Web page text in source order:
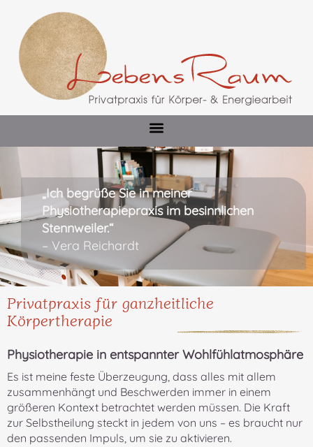
„Ich begrüße Sie in meiner
Physiotherapiepraxis im besinnlichen
Stennweiler.“
– Vera Reichardt
Privatpraxis für ganzheitliche
Körpertherapie
Physiotherapie in entspannter Wohlfühlatmosphäre
Es ist meine feste Überzeugung, dass alles mit allem
zusammenhängt und Beschwerden immer in einem
größeren Kontext betrachtet werden müssen. Die Kraft
zur Selbstheilung steckt in jedem von uns – es braucht nur
den passenden Impuls, um sie zu aktivieren.